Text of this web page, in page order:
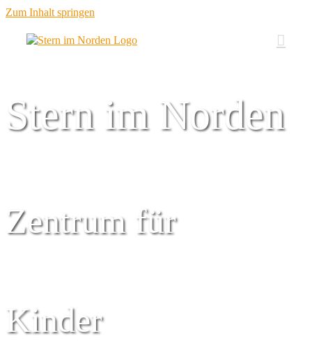
Zum Inhalt springen
Stern im Norden
Zentrum für
Kinder